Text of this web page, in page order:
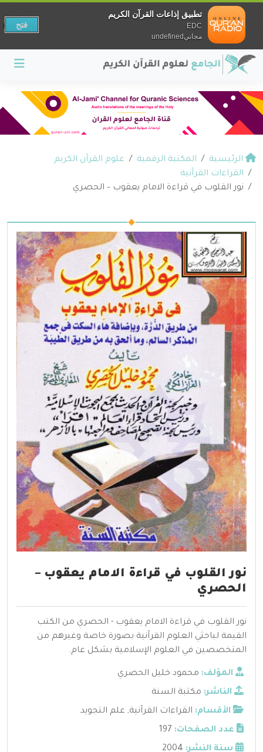
الرئيسية المكتبة الرقمية
علوم القرآن الكريم
القراءات القرآنية
نور القلوب في قراءة الامام يعقوب – الحصري
نور القلوب في قراءة الامام يعقوب –
الحصري
نور القلوب في قراءة الامام يعقوب - الحصري من الكتب
القيمة لباحثي العلوم القرآنية بصورة خاصة وغيرهم من
المتخصصين في العلوم الإسلامية بشكل عام.
المؤلف: محمود خليل الحصري
الناشر: مكتبة السنة
الأقسام: القراءات القرآنية, علم التجويد
عدد الصفحات: 197
سنة النشر: 2004
تطبيق إذاعات القرآن الكريم
EDC
مجانيundefined
فتح